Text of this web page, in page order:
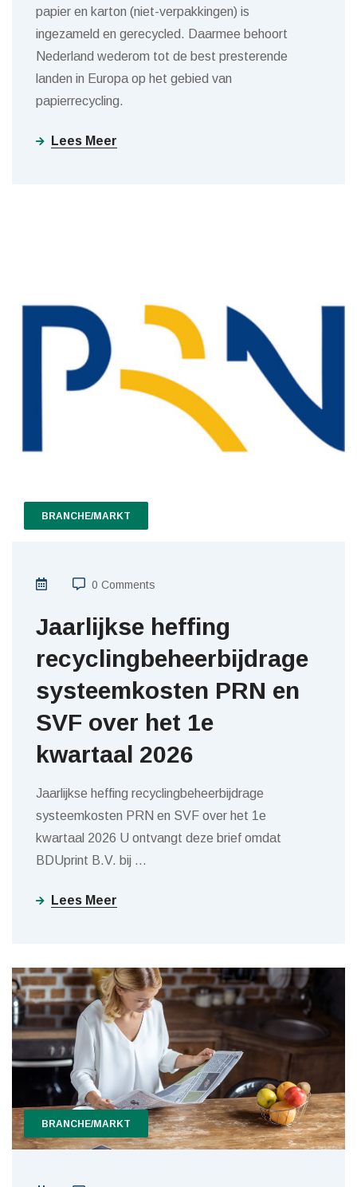
papier en karton (niet-verpakkingen) is
ingezameld en gerecycled. Daarmee behoort
Nederland wederom tot de best presterende
landen in Europa op het gebied van
papierrecycling.
Lees Meer
BRANCHE/MARKT
0 Comments
Jaarlijkse heffing
recyclingbeheerbijdrage
systeemkosten PRN en
SVF over het 1e
kwartaal 2026
Jaarlijkse heffing recyclingbeheerbijdrage
systeemkosten PRN en SVF over het 1e
kwartaal 2026 U ontvangt deze brief omdat
BDUprint B.V. bij …
Lees Meer
BRANCHE/MARKT